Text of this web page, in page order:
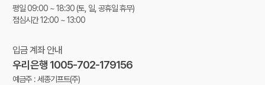
평일 09:00 ~ 18:30(토, 일, 공휴일 휴무)
점심시간 12:00 ~ 13:00
입금 계좌 안내
우리은행 1005-702-179156
예금주 : 세종기프트(주)